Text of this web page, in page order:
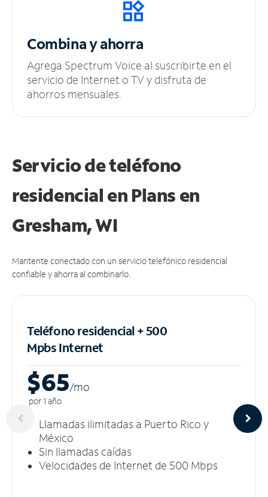
Combina y ahorra
Agrega Spectrum Voice al suscribirte en el
servicio de Internet o TV y disfruta de
ahorros mensuales.
Servicio de teléfono
residencial en Plans en
Gresham, WI
Mantente conectado con un servicio telefónico residencial
confiable y ahorra al combinarlo.
Teléfono residencial + 500
MpbsInternet
$65/mo
por 1 año
Llamadas ilimitadas a Puerto Rico y
México
Sin llamadas caídas
Velocidades de Internet de 500 Mbps